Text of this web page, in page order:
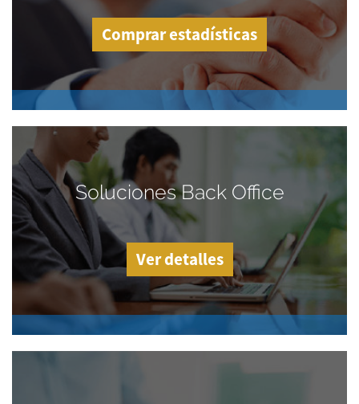
Comprar estadísticas
Soluciones Back Office
Ver detalles